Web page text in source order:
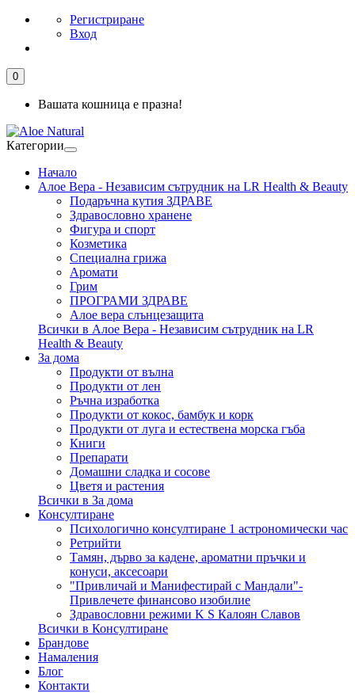
Регистриране
Вход
0
Вашата кошница е празна!
Категории
Начало
Алое Вера - Независим сътрудник на LR Health & Beauty
Подаръчна кутия ЗДРАВЕ
Здравословно хранене
Фигура и спорт
Козметика
Специална грижа
Аромати
Грим
ПРОГРАМИ ЗДРАВЕ
Алое вера слънцезащита
Всички в Алое Вера - Независим сътрудник на LR
Health & Beauty
За дома
Продукти от вълна
Продукти от лен
Ръчна изработка
Продукти от кокос, бамбук и корк
Продукти от луга и естествена морска гъба
Книги
Препарати
Домашни сладка и сосове
Цветя и растения
Всички в За дома
Консултиране
Психологично консултиране 1 астрономически час
Ретрийти
Тамян, дърво за кадене, ароматни пръчки и
конуси, аксесоари
"Привличай и Манифестирай с Мандали"-
Привлечете финансово изобилие
Здравословни режими K S Калоян Славов
Всички в Консултиране
Брандове
Намаления
Блог
Контакти